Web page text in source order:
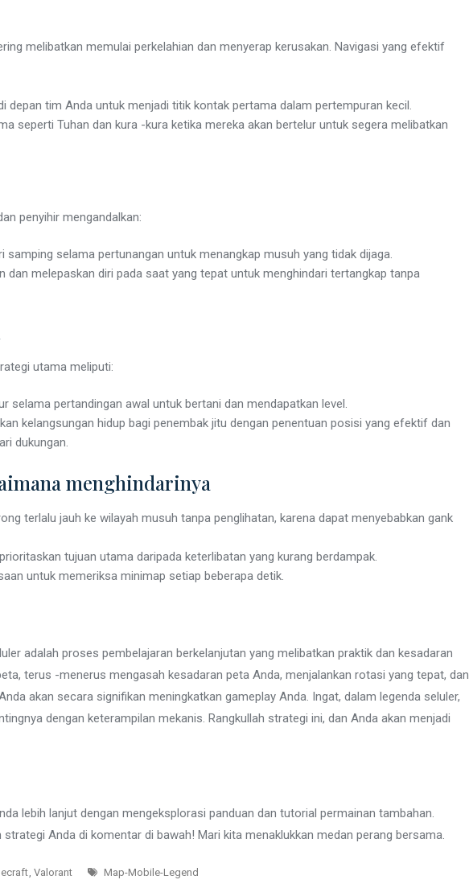
melibatkan memulai perkelahian dan menyerap kerusakan. Navigasi yang efektif
depan tim Anda untuk menjadi titik kontak pertama dalam pertempuran kecil.
seperti Tuhan dan kura -kura ketika mereka akan bertelur untuk segera melibatkan
penyihir mengandalkan:
samping selama pertunangan untuk menangkap musuh yang tidak dijaga.
dan melepaskan diri pada saat yang tepat untuk menghindari tertangkap tanpa
utama meliputi:
selama pertandingan awal untuk bertani dan mendapatkan level.
kelangsungan hidup bagi penembak jitu dengan penentuan posisi yang efektif dan
dukungan.
menghindarinya
terlalu jauh ke wilayah musuh tanpa penglihatan, karena dapat menyebabkan gank
tujuan utama daripada keterlibatan yang kurang berdampak.
untuk memeriksa minimap setiap beberapa detik.
adalah proses pembelajaran berkelanjutan yang melibatkan praktik dan kesadaran
terus -menerus mengasah kesadaran peta Anda, menjalankan rotasi yang tepat, dan
akan secara signifikan meningkatkan gameplay Anda. Ingat, dalam legenda seluler,
dengan keterampilan mekanis. Rangkullah strategi ini, dan Anda akan menjadi
lebih lanjut dengan mengeksplorasi panduan dan tutorial permainan tambahan.
Anda di komentar di bawah! Mari kita menaklukkan medan perang bersama.
Valorant Tags
Map-Mobile-Legend